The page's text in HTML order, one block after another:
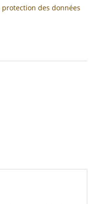
protection des données